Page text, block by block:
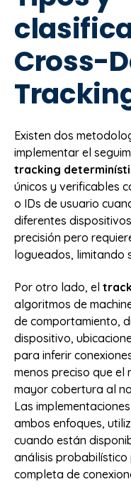
Cross-
Existen dos
implementar el
tracking
únicos y verificables
o IDs de usuario
diferentes
precisión pero
logueados, limitando
Por otro lado, el
algoritmos de
de comportamiento,
dispositivo,
para inferir
menos preciso que
mayor cobertura al
Las
ambos enfoques,
cuando están
análisis
completa de